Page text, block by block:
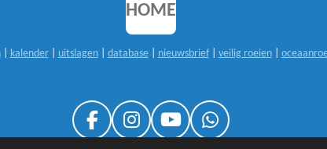
HOME
| kalender| uitslagen| database| nieuwsbrief| veilig roeien|
F
I
Y
W